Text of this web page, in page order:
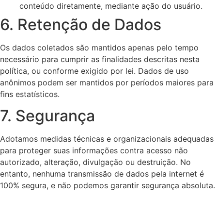
conteúdo diretamente, mediante ação do usuário.
6. Retenção de Dados
Os dados coletados são mantidos apenas pelo tempo
necessário para cumprir as finalidades descritas nesta
política, ou conforme exigido por lei. Dados de uso
anônimos podem ser mantidos por períodos maiores para
fins estatísticos.
7. Segurança
Adotamos medidas técnicas e organizacionais adequadas
para proteger suas informações contra acesso não
autorizado, alteração, divulgação ou destruição. No
entanto, nenhuma transmissão de dados pela internet é
100% segura, e não podemos garantir segurança absoluta.